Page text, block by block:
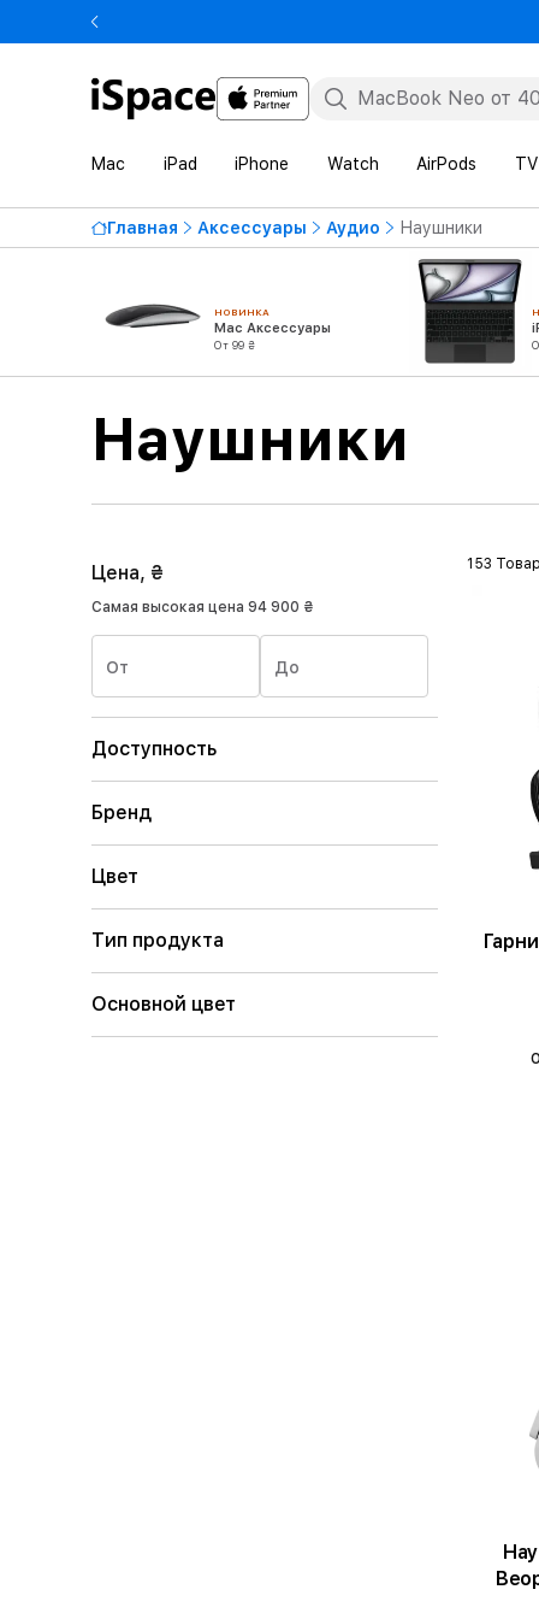
Mac iPad iPhone Watch AirPods
Главная Аксессуары Аудио Наушники
НОВИНКА
Mac Аксессуары
От 99 ₴
Наушники
Цена, ₴
Самая высокая цена 94 900 ₴
От До
Доступность
Бренд
Цвет
Тип продукта
Основной цвет
153